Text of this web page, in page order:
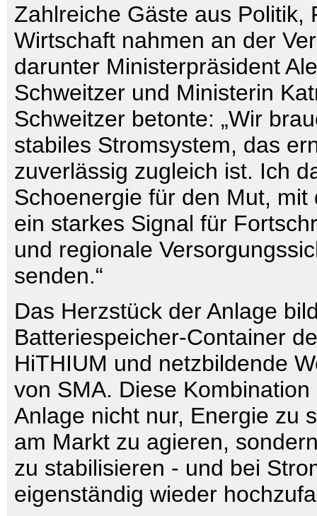
Zahlreiche Gäste aus Politik,
Wirtschaft nahmen an der
darunter Ministerpräsident
Schweitzer und Ministerin
Schweitzer betonte: „Wir
stabiles Stromsystem, das
zuverlässig zugleich ist. Ich
Schoenergie für den Mut, mit
ein starkes Signal für
und regionale
senden.“
Das Herzstück der Anlage
Batteriespeicher-Container
HiTHIUM und netzbildende
von SMA. Diese
Anlage nicht nur, Energie zu
am Markt zu agieren,
zu stabilisieren - und bei
eigenständig wieder